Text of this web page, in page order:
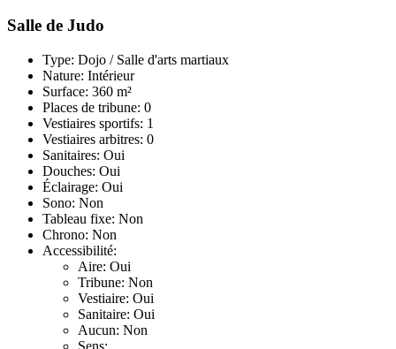
Salle de Judo
Type: Dojo / Salle d'arts martiaux
Nature: Intérieur
Surface: 360 m²
Places de tribune: 0
Vestiaires sportifs: 1
Vestiaires arbitres: 0
Sanitaires: Oui
Douches: Oui
Éclairage: Oui
Sono: Non
Tableau fixe: Non
Chrono: Non
Accessibilité:
Aire: Oui
Tribune: Non
Vestiaire: Oui
Sanitaire: Oui
Aucun: Non
Sens: